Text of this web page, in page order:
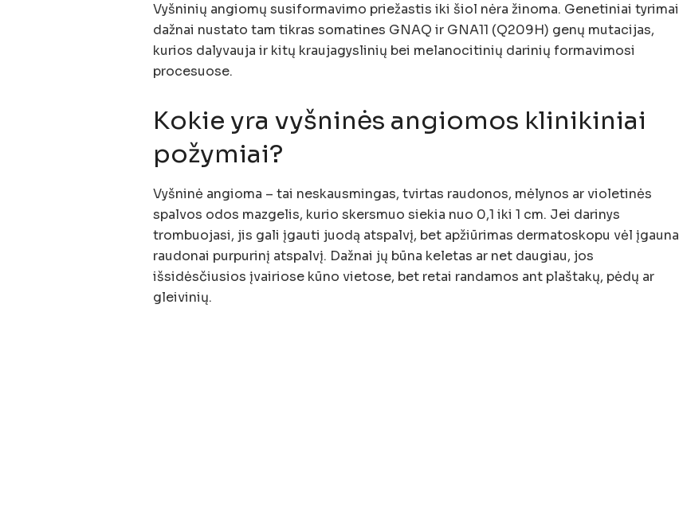
Vyšninių angiomų susiformavimo priežastis iki šiol nėra žinoma. Genetiniai tyrimai
dažnai nustato tam tikras somatines GNAQ ir GNA11 (Q209H) genų mutacijas,
kurios dalyvauja ir kitų kraujagyslinių bei melanocitinių darinių formavimosi
procesuose.
Kokie yra vyšninės angiomos klinikiniai
požymiai?
Vyšninė angioma – tai neskausmingas, tvirtas raudonos, mėlynos ar violetinės
spalvos odos mazgelis, kurio skersmuo siekia nuo 0,1 iki 1 cm. Jei darinys
trombuojasi, jis gali įgauti juodą atspalvį, bet apžiūrimas dermatoskopu vėl įgauna
raudonai purpurinį atspalvį. Dažnai jų būna keletas ar net daugiau, jos
išsidėsčiusios įvairiose kūno vietose, bet retai randamos ant plaštakų, pėdų ar
gleivinių.